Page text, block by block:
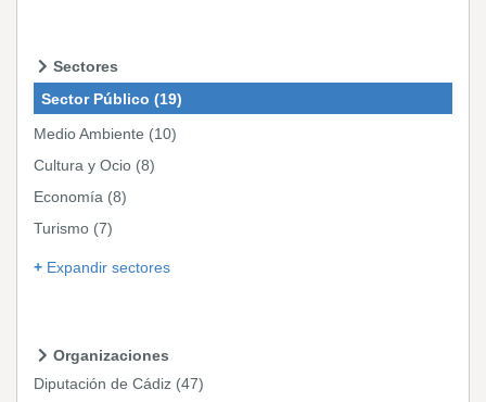
Sectores
Sector Público (19)
Medio Ambiente (10)
Cultura y Ocio (8)
Economía (8)
Turismo (7)
Expandir sectores
Organizaciones
Diputación de Cádiz (47)